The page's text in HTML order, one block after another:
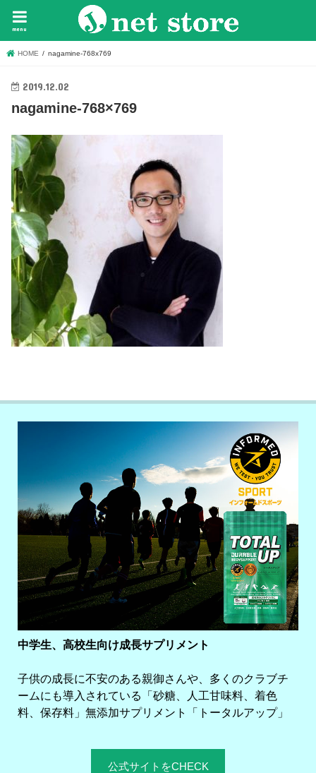
menu
HOME nagamine-768x769
2019.12.02
nagamine-768×769
中学生、高校生向け成長サプリメント
子供の成長に不安のある親御さんや、多くのクラブチ
ームにも導入されている「砂糖、人工甘味料、着色
料、保存料」無添加サプリメント「トータルアップ」
公式サイトをCHECK